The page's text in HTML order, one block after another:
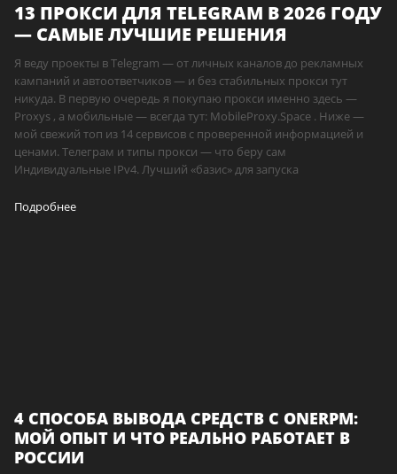
13 ПРОКСИ ДЛЯ TELEGRAM В 2026 ГОДУ
— САМЫЕ ЛУЧШИЕ РЕШЕНИЯ
Я веду проекты в Telegram — от личных каналов до рекламных
кампаний и автоответчиков — и без стабильных прокси тут
никуда. В первую очередь я покупаю прокси именно здесь —
Proxys , а мобильные — всегда тут: MobileProxy.Space . Ниже —
мой свежий топ из 14 сервисов с проверенной информацией и
ценами. Телеграм и типы прокси — что беру сам
Индивидуальные IPv4. Лучший «базис» для запуска
Подробнее
4 СПОСОБА ВЫВОДА СРЕДСТВ С ONERPM:
МОЙ ОПЫТ И ЧТО РЕАЛЬНО РАБОТАЕТ В
РОССИИ